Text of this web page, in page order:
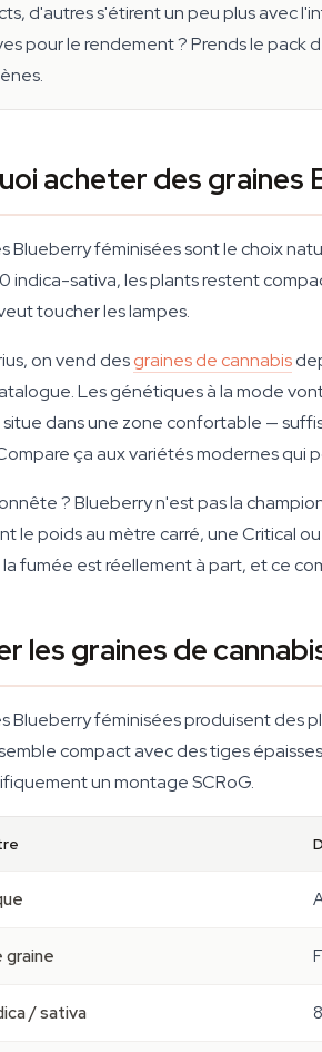
d'autres s'étirent un peu plus avec
pour le rendement ? Prends le pack
acheter des graines
Blueberry féminisées sont le choix
indica-sativa, les plants restent
toucher les lampes.
on vend desgraines de cannabis
Les génétiques à la mode
situe dans une zone confortable —
ça aux variétés modernes qui
? Blueberry n'est pas la
le poids au mètre carré, une Critical
fumée est réellement à part, et ce
les graines de
Blueberry féminisées produisent des
compact avec des tiges
un montage SCRoG.
graine
/ sativa